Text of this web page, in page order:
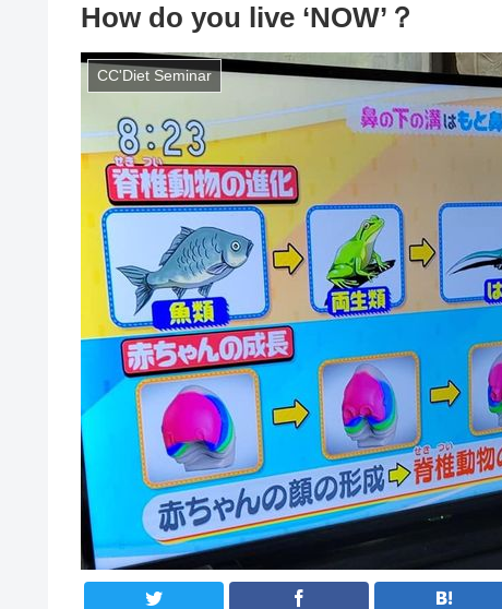
How do you live ‘NOW’？
CC'Diet Seminar